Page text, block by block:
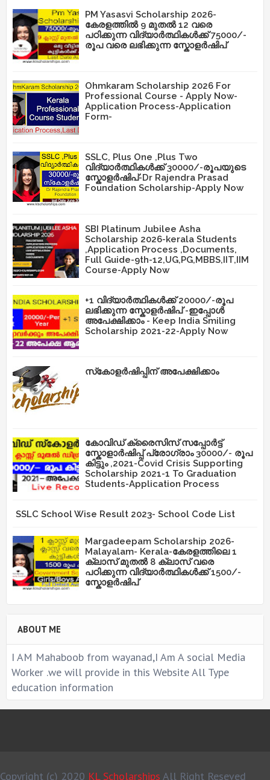
PM Yasasvi Scholarship 2026-
കേരളത്തിൽ 9 മുതൽ 12 വരെ
പഠിക്കുന്ന വിദ്യാർത്ഥികൾക്ക് 75000/-
രൂപ വരെ ലഭിക്കുന്ന സ്കോളർഷിപ്
Ohmkaram Scholarship 2026 For
Professional Course - Apply Now-
Application Process-Application
Form-
SSLC, Plus One ,Plus Two
വിദ്യാർത്ഥികൾക്ക് 30000/-രൂപയുടെ
സ്കോളർഷിപ്-Dr Rajendra Prasad
Foundation Scholarship-Apply Now
SBI Platinum Jubilee Asha
Scholarship 2026-kerala Students
,Application Process ,Documents,
Full Guide-9th-12,UG,PG,MBBS,IIT,IIM
Course-Apply Now
+1 വിദ്യാർത്ഥികൾക്ക് 20000/-രൂപ
ലഭിക്കുന്ന സ്കോളർഷിപ് -ഇപ്പോൾ
അപേക്ഷിക്കാം - Keep India Smiling
Scholarship 2021-22-Apply Now
സ്‌കോളർഷിപ്പിന് അപേക്ഷിക്കാം
കോവിഡ് ക്രൈസിസ് സപ്പോർട്ട്
സ്കോളാർഷിപ്പ് പ്രോഗ്രാം 30000/- രൂപ
കിട്ടും ,2021-Covid Crisis Supporting
Scholarship 2021-1 To Graduation
Students-Application Process
SSLC School Wise Result 2023- School Code List
Margadeepam Scholarship 2026-
Malayalam- Kerala-കേരളത്തിലെ 1
ക്ലാസ് മുതൽ 8 ക്ലാസ് വരെ
പഠിക്കുന്ന വിദ്യാർത്ഥികൾക്ക് 1500/-
സ്കോളർഷിപ്
ABOUT ME
I AM Mahaboob from wayanad,I Am A social Media
Worker .we will provide in this Website All Type
education information
Copyright (c) 2020 KL Scholarships All Right Reseved